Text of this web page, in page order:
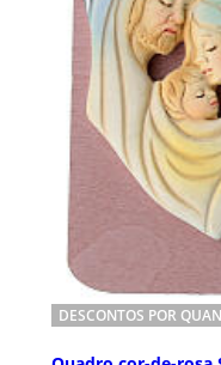
DESCONTOS POR